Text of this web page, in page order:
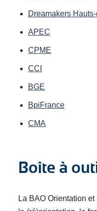
Dreamakers
APEC
CPME
CCI
BGE
BpiFrance
CMA
Boîte à
La BAO Orientation